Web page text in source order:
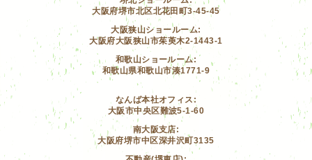
大阪府堺市北区北花田町3-45-45
大阪狭山ショールーム:
大阪府大阪狭山市茱萸木2-1443-1
和歌山ショールーム:
和歌山県和歌山市湊1771-9
なんば本社オフィス:
大阪市中央区難波5-1-60
南大阪支店:
大阪府堺市中区深井沢町3135